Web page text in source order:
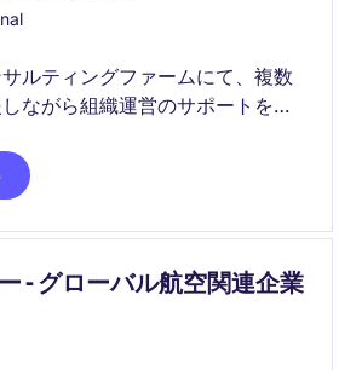
ルティングファームにて、複数
ながら組織運営のサポートを担
ており、アットホームな環境で
イン、フレックスタイムありで
- グローバル航空関連企業